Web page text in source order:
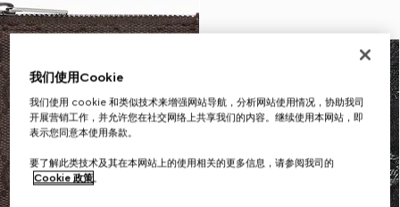
我们使用Cookie
我们使用 cookie 和类似技术来增强网站导航，分析网站使用情况，协助我司
开展营销工作，并允许您在社交网络上共享我们的内容。继续使用本网站，即
表示您同意本使用条款。
要了解此类技术及其在本网站上的使用相关的更多信息，请参阅我司的
Cookie 政策。